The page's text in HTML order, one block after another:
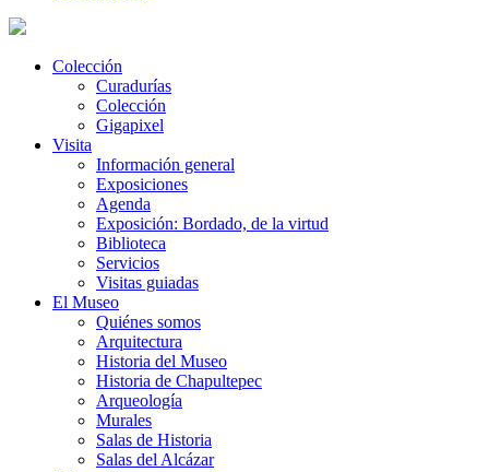
Colección
Curadurías
Colección
Gigapixel
Visita
Información general
Exposiciones
Agenda
Exposición: Bordado, de la virtud
Biblioteca
Servicios
Visitas guiadas
El Museo
Quiénes somos
Arquitectura
Historia del Museo
Historia de Chapultepec
Arqueología
Murales
Salas de Historia
Salas del Alcázar